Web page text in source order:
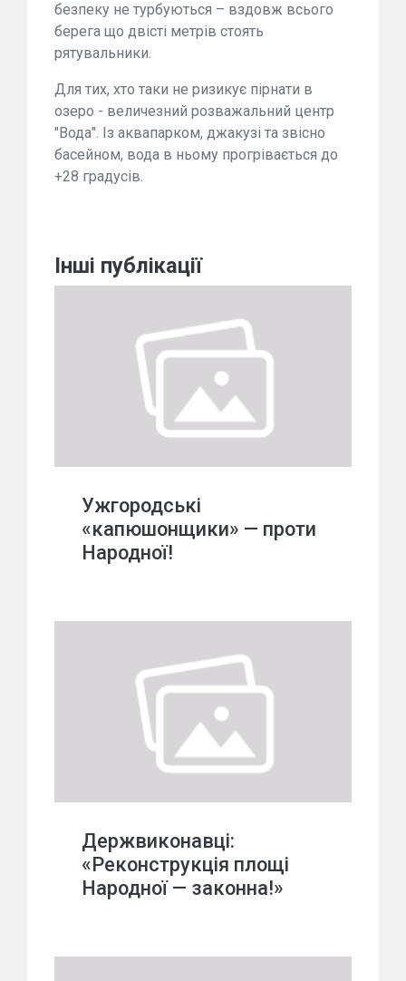
безпеку не турбуються – вздовж всього
берега що двісті метрів стоять
рятувальники.
Для тих, хто таки не ризикує пірнати в
озеро - величезний розважальний центр
"Вода". Із аквапарком, джакузі та звісно
басейном, вода в ньому прогрівається до
+28 градусів.
Інші публікації
Ужгородські
«капюшонщики» — проти
Народної!
Держвиконавці:
«Реконструкція площі
Народної — законна!»